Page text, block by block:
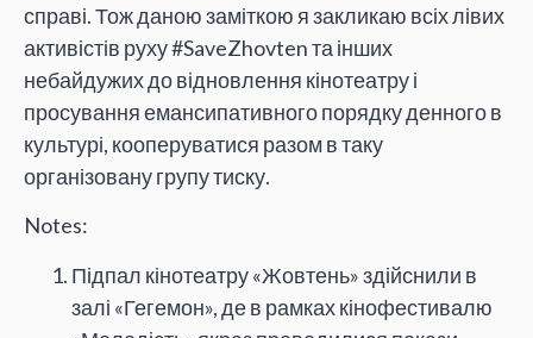
справі. Тож даною заміткою я закликаю всіх лівих
активістів руху #SaveZhovten та інших
небайдужих до відновлення кінотеатру і
просування емансипативного порядку денного в
культурі, кооперуватися разом в таку
організовану групу тиску.
Notes:
Підпал кінотеатру «Жовтень» здійснили в
залі «Гегемон», де в рамках кінофестивалю